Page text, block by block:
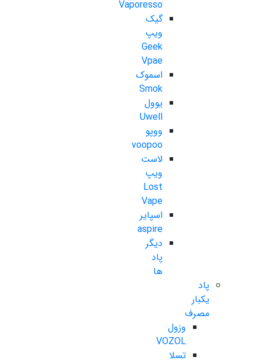
Vaporesso
گیک
ویپ
Geek
Vpae
اسموک
Smok
یوول
Uwell
ووپو
voopoo
لاست
ویپ
Lost
Vape
اسپایر
aspire
دیگر
پاد
ها
پاد
یکبار
مصرف
وزول
VOZOL
تسلا